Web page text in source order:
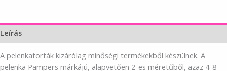
Leírás
A pelenkatorták kizárólag minőségi termékekből készülnek. A
pelenka Pampers márkájú, alapvetően 2-es méretűből, azaz 4-8